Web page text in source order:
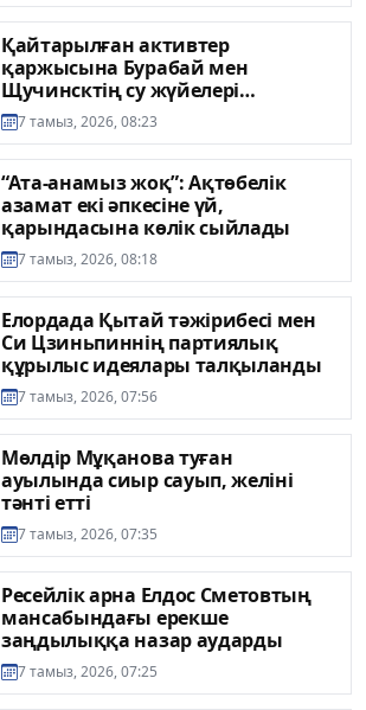
Қайтарылған активтер
қаржысына Бурабай мен
Щучинсктің су жүйелері
жаңартылады
7 тамыз, 2026, 08:23
“Ата-анамыз жоқ”: Ақтөбелік
азамат екі әпкесіне үй,
қарындасына көлік сыйлады
7 тамыз, 2026, 08:18
Елордада Қытай тәжірибесі мен
Си Цзиньпиннің партиялық
құрылыс идеялары талқыланды
7 тамыз, 2026, 07:56
Мөлдір Мұқанова туған
ауылында сиыр сауып, желіні
тәнті етті
7 тамыз, 2026, 07:35
Ресейлік арна Елдос Сметовтың
мансабындағы ерекше
заңдылыққа назар аударды
7 тамыз, 2026, 07:25